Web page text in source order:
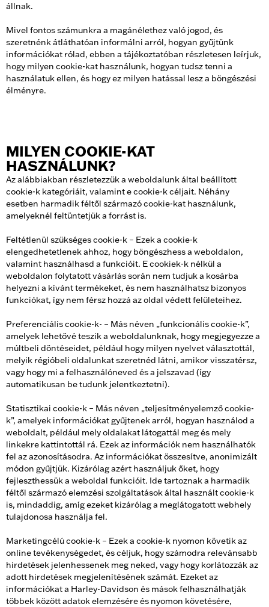
állnak.
Mivel fontos számunkra a magánélethez való jogod, és
szeretnénk átláthatóan informálni arról, hogyan gyűjtünk
információkat rólad, ebben a tájékoztatóban részletesen leírjuk,
hogy milyen cookie-kat használunk, hogyan tudsz tenni a
használatuk ellen, és hogy ez milyen hatással lesz a böngészési
élményre.
MILYEN COOKIE-KAT
HASZNÁLUNK?
Az alábbiakban részletezzük a weboldalunk által beállított
cookie-k kategóriáit, valamint e cookie-k céljait. Néhány
esetben harmadik féltől származó cookie-kat használunk,
amelyeknél feltüntetjük a forrást is.
Feltétlenül szükséges cookie-k – Ezek a cookie-k
elengedhetetlenek ahhoz, hogy böngészhess a weboldalon,
valamint használhasd a funkcióit. E cookiek-k nélkül a
weboldalon folytatott vásárlás során nem tudjuk a kosárba
helyezni a kívánt termékeket, és nem használhatsz bizonyos
funkciókat, így nem férsz hozzá az oldal védett felületeihez.
Preferenciális cookie-k- – Más néven „funkcionális cookie-k”,
amelyek lehetővé teszik a weboldalunknak, hogy megjegyezze a
múltbeli döntéseidet, például hogy milyen nyelvet választottál,
melyik régióbeli oldalunkat szeretnéd látni, amikor visszatérsz,
vagy hogy mi a felhasználóneved és a jelszavad (így
automatikusan be tudunk jelentkeztetni).
Statisztikai cookie-k – Más néven „teljesítményelemző cookie-
k”, amelyek információkat gyűjtenek arról, hogyan használod a
weboldalt, például mely oldalakat látogattál meg és mely
linkekre kattintottál rá. Ezek az információk nem használhatók
fel az azonosításodra. Az információkat összesítve, anonimizált
módon gyűjtjük. Kizárólag azért használjuk őket, hogy
fejleszthessük a weboldal funkcióit. Ide tartoznak a harmadik
féltől származó elemzési szolgáltatások által használt cookie-k
is, mindaddig, amíg ezeket kizárólag a meglátogatott webhely
tulajdonosa használja fel.
Marketingcélú cookie-k – Ezek a cookie-k nyomon követik az
online tevékenységedet, és céljuk, hogy számodra relevánsabb
hirdetések jelenhessenek meg neked, vagy hogy korlátozzák az
adott hirdetések megjelenítésének számát. Ezeket az
információkat a Harley-Davidson és mások felhasználhatják
többek között adatok elemzésére és nyomon követésére,